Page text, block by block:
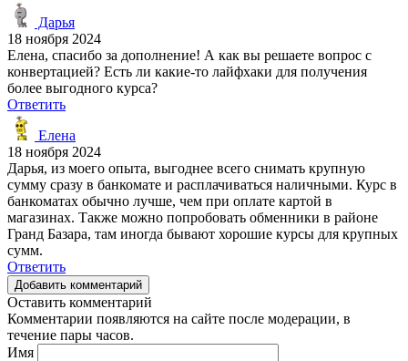
Дарья
18 ноября 2024
Елена, спасибо за дополнение! А как вы решаете вопрос с
конвертацией? Есть ли какие-то лайфхаки для получения
более выгодного курса?
Ответить
Елена
18 ноября 2024
Дарья, из моего опыта, выгоднее всего снимать крупную
сумму сразу в банкомате и расплачиваться наличными. Курс в
банкоматах обычно лучше, чем при оплате картой в
магазинах. Также можно попробовать обменники в районе
Гранд Базара, там иногда бывают хорошие курсы для крупных
сумм.
Ответить
Добавить комментарий
Оставить комментарий
Комментарии появляются на сайте после модерации, в
течение пары часов.
Имя